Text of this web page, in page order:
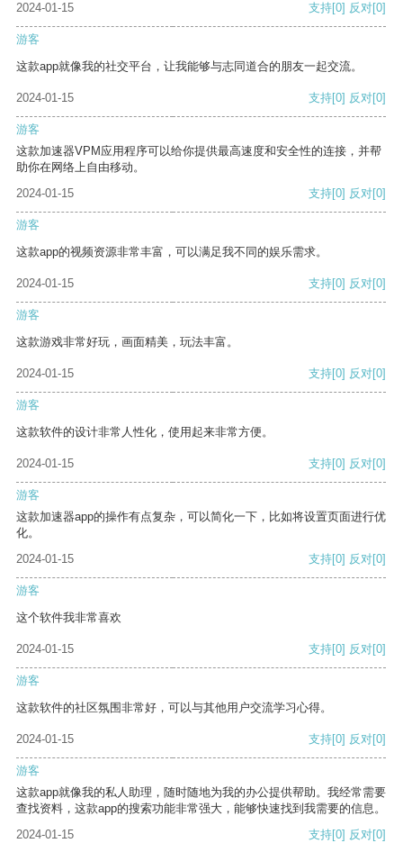
2024-01-15
支持[0] 反对[0]
游客
这款app就像我的社交平台，让我能够与志同道合的朋友一起交流。
2024-01-15 支持[0] 反对[0]
游客
这款加速器VPM应用程序可以给你提供最高速度和安全性的连接，并帮
助你在网络上自由移动。
2024-01-15
支持[0] 反对[0]
游客
这款app的视频资源非常丰富，可以满足我不同的娱乐需求。
2024-01-15 支持[0] 反对[0]
游客
这款游戏非常好玩，画面精美，玩法丰富。
2024-01-15 支持[0] 反对[0]
游客
这款软件的设计非常人性化，使用起来非常方便。
2024-01-15 支持[0] 反对[0]
游客
这款加速器app的操作有点复杂，可以简化一下，比如将设置页面进行优
化。
2024-01-15
支持[0] 反对[0]
游客
这个软件我非常喜欢
2024-01-15 支持[0] 反对[0]
游客
这款软件的社区氛围非常好，可以与其他用户交流学习心得。
2024-01-15 支持[0] 反对[0]
游客
这款app就像我的私人助理，随时随地为我的办公提供帮助。我经常需要
查找资料，这款app的搜索功能非常强大，能够快速找到我需要的信息。
2024-01-15
支持[0] 反对[0]